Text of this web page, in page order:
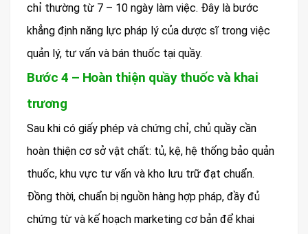
chỉ thường từ 7 – 10 ngày làm việc. Đây là bước
khẳng định năng lực pháp lý của dược sĩ trong việc
quản lý, tư vấn và bán thuốc tại quầy.
Bước 4 – Hoàn thiện quầy thuốc và khai
trương
Sau khi có giấy phép và chứng chỉ, chủ quầy cần
hoàn thiện cơ sở vật chất: tủ, kệ, hệ thống bảo quản
thuốc, khu vực tư vấn và kho lưu trữ đạt chuẩn.
Đồng thời, chuẩn bị nguồn hàng hợp pháp, đầy đủ
chứng từ và kế hoạch marketing cơ bản để khai